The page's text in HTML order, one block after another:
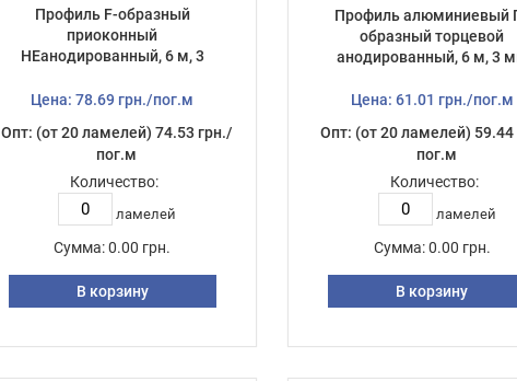
Профиль F-образный
приоконный
НЕанодированный, 6 м, 3
Цена: 78.69 грн./пог.м
Опт: (от 20 ламелей) 74.53 грн./
пог.м
Количество:
ламелей
Сумма: 0.00 грн.
В корзину
Профиль алюминиевый
образный торцевой
анодированный, 6 м, 3
Цена: 61.01 грн./пог.м
Опт: (от 20 ламелей) 59.44
пог.м
Количество:
ламелей
Сумма: 0.00 грн.
В корзину